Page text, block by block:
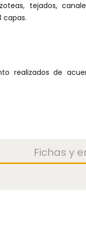
tejados,
capas.
realizados de
Fichas y